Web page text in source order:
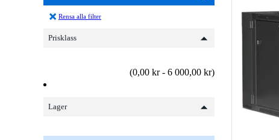
Rensa alla filter
Prisklass
(0,00 kr - 6 000,00 kr)
Lager